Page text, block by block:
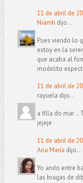
11 de abril de
Niamh dijo...
Pues viendo lo
estoy en la
que acaba al
modelito
11 de abril de
rayuela dijo...
a filla do mar ..
jejeje
11 de abril de
Ana María dijo...
Yo ando entre
las bragas de